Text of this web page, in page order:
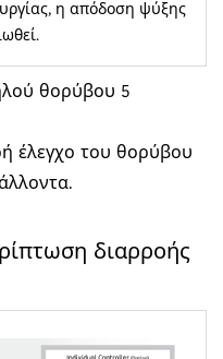
η απόδοση ψύξης
θορύβου 5
έλεγχο του θορύβου
διαρροής